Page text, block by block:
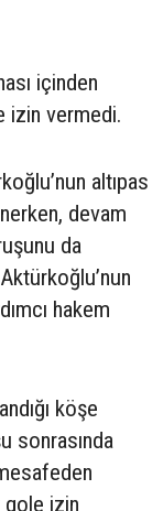
içinden
izin vermedi.
altıpas
devam
da
hakem
köşe
sonrasında
gole izin